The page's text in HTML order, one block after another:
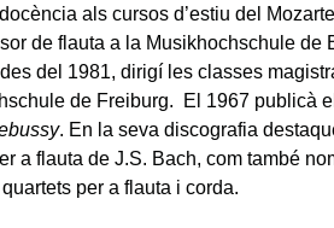
als cursos d’estiu del
de flauta a la Musikhochschule
del 1981, dirigí les classes
de Freiburg. El 1967 publicà
. En la seva discografia
a flauta de J.S. Bach, com també
per a flauta i corda.